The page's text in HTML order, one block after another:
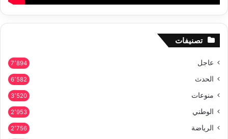
تصنيفات
عاجل 7٬894
الحدث 6٬582
منوعات 3٬520
الوطني 2٬953
الرياضة 2٬756